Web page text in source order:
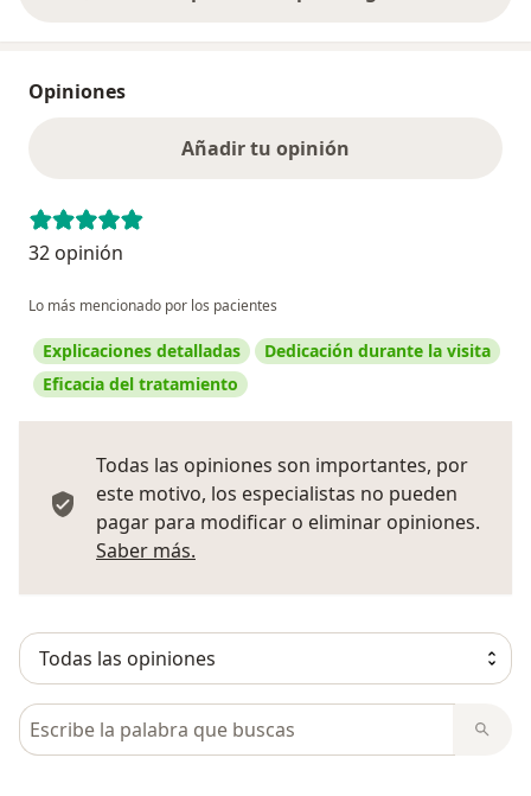
Opiniones
Añadir tu opinión
32 opinión
Lo más mencionado por los pacientes
Explicaciones detalladas
Dedicación durante la visita
Eficacia del tratamiento
Todas las opiniones son importantes, por
este motivo, los especialistas no pueden
pagar para modificar o eliminar opiniones.
Saber más.
Busca en opiniones